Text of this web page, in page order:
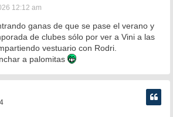
12:12 am
ganas de que se pase el verano y
de clubes sólo por ver a Vini a las
vestuario con Rodri.
a palomitas